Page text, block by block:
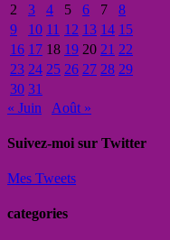
2
3 4 5 6 7
8
9
10 11 12 13 14 15
16 17 18 19 20 21 22
23 24 25 26 27 28 29
30 31
« Juin
Août »
Suivez-moi sur Twitter
Mes Tweets
categories